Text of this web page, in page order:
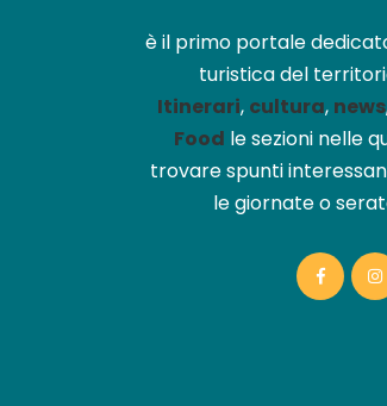
è il primo portale
turistica del
Itinerari, cultura, news
Food le sezioni nelle
trovare spunti
le giornate o